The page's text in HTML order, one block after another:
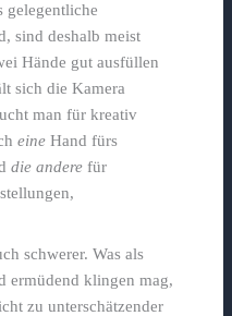
gelegentliche
sind deshalb meist
Hände gut ausfüllen
sich die Kamera
man für kreativ
eine Hand fürs
die andere für
schwerer. Was als
ermüdend klingen mag,
zu unterschätzender